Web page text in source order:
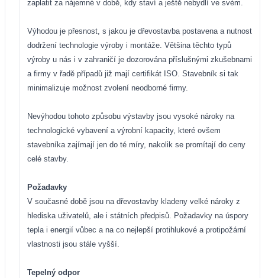
zaplatit za nájemné v době, kdy staví a ještě nebydlí ve svém.
Výhodou je přesnost, s jakou je dřevostavba postavena a nutnost
dodržení technologie výroby i montáže. Většina těchto typů
výroby u nás i v zahraničí je dozorována příslušnými zkušebnami
a firmy v řadě případů již mají certifikát ISO. Stavebník si tak
minimalizuje možnost zvolení neodborné firmy.
Nevýhodou tohoto způsobu výstavby jsou vysoké nároky na
technologické vybavení a výrobní kapacity, které ovšem
stavebníka zajímají jen do té míry, nakolik se promítají do ceny
celé stavby.
Požadavky
V současné době jsou na dřevostavby kladeny velké nároky z
hlediska uživatelů, ale i státních předpisů. Požadavky na úspory
tepla i energií vůbec a na co nejlepší protihlukové a protipožární
vlastnosti jsou stále vyšší.
Tepelný odpor